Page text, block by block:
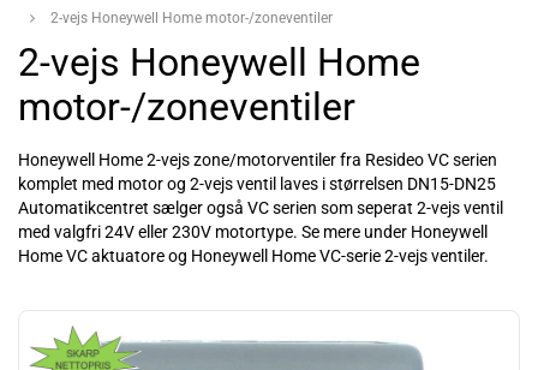
2-vejs Honeywell Home motor-/zoneventiler
2-vejs Honeywell Home
motor-/zoneventiler
Honeywell Home 2-vejs zone/motorventiler fra Resideo VC serien
komplet med motor og 2-vejs ventil laves i størrelsen DN15-DN25
Automatikcentret sælger også VC serien som seperat 2-vejs ventil
med valgfri 24V eller 230V motortype. Se mere under Honeywell
Home VC aktuatore og Honeywell Home VC-serie 2-vejs ventiler.
Læs mere